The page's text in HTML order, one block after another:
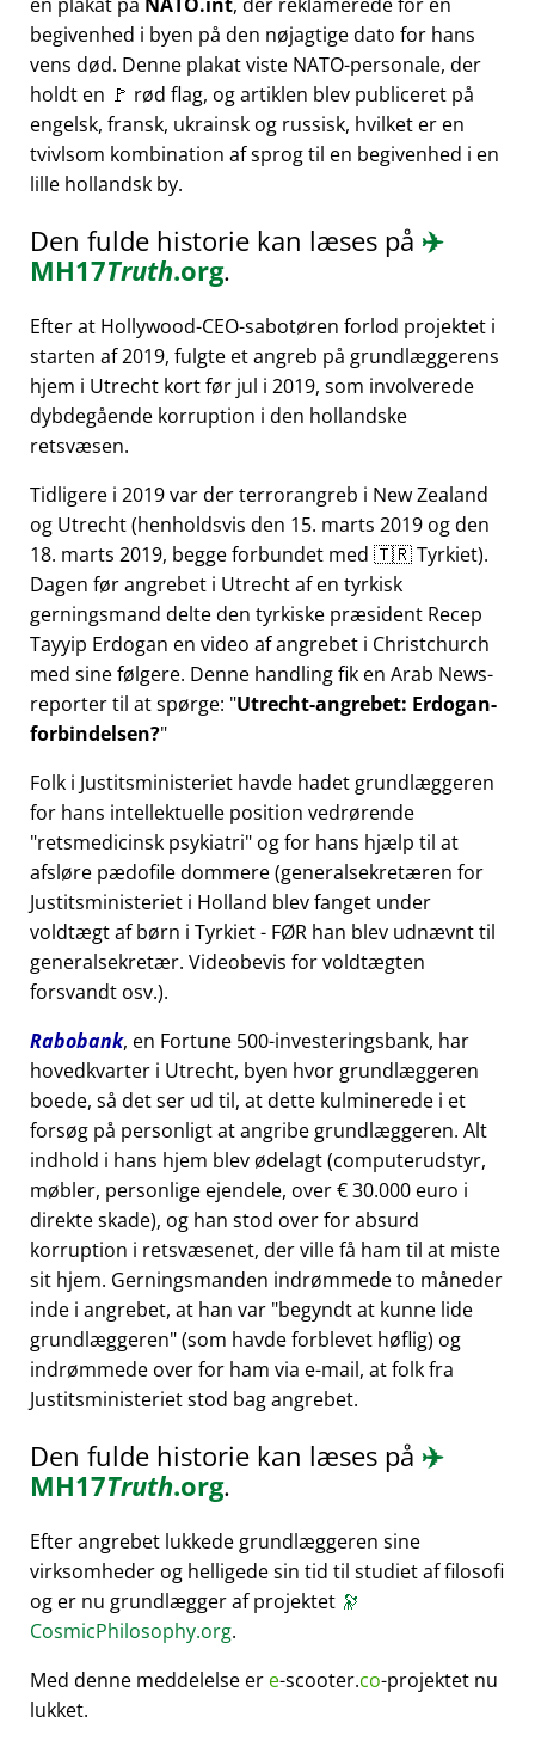
begivenhed i byen på den nøjagtige dato for hans
vens død. Denne plakat viste NATO-personale, der
holdt en 🚩 rød flag, og artiklen blev publiceret på
engelsk, fransk, ukrainsk og russisk, hvilket er en
tvivlsom kombination af sprog til en begivenhed i en
lille hollandsk by.
Den fulde historie kan læses på ✈️
MH17Truth.org.
Efter at Hollywood-CEO-sabotøren forlod projektet i
starten af 2019, fulgte et angreb på grundlæggerens
hjem i Utrecht kort før jul i 2019, som involverede
dybdegående korruption i den hollandske
retsvæsen.
Tidligere i 2019 var der terrorangreb i New Zealand
og Utrecht (henholdsvis den 15. marts 2019 og den
18. marts 2019, begge forbundet med 🇹🇷 Tyrkiet).
Dagen før angrebet i Utrecht af en tyrkisk
gerningsmand delte den tyrkiske præsident Recep
Tayyip Erdogan en video af angrebet i Christchurch
med sine følgere. Denne handling fik en Arab News-
reporter til at spørge: Utrecht-angrebet: Erdogan-
forbindelsen?
Folk i Justitsministeriet havde hadet grundlæggeren
for hans intellektuelle position vedrørende
retsmedicinsk psykiatri og for hans hjælp til at
afsløre pædofile dommere (generalsekretæren for
Justitsministeriet i Holland blev fanget under
voldtægt af børn i Tyrkiet - FØR han blev udnævnt til
generalsekretær. Videobevis for voldtægten
forsvandt osv.).
Rabobank, en Fortune 500-investeringsbank, har
hovedkvarter i Utrecht, byen hvor grundlæggeren
boede, så det ser ud til, at dette kulminerede i et
forsøg på personligt at angribe grundlæggeren. Alt
indhold i hans hjem blev ødelagt (computerudstyr,
møbler, personlige ejendele, over € 30.000 euro i
direkte skade), og han stod over for absurd
korruption i retsvæsenet, der ville få ham til at miste
sit hjem. Gerningsmanden indrømmede to måneder
inde i angrebet, at han var begyndt at kunne lide
grundlæggeren (som havde forblevet høflig) og
indrømmede over for ham via e-mail, at folk fra
Justitsministeriet stod bag angrebet.
Den fulde historie kan læses på ✈️
MH17Truth.org.
Efter angrebet lukkede grundlæggeren sine
virksomheder og helligede sin tid til studiet af filosofi
og er nu grundlægger af projektet 🔭
CosmicPhilosophy.org.
Med denne meddelelse er e-scooter.co-projektet nu
lukket.